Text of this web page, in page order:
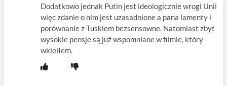
Dodatkowo jednak Putin jest ideologicznie wrogi Unii
więc zdanie o nim jest uzasadnione a pana lamenty i
porównanie z Tuskiem bezsensowne. Natomiast zbyt
wysokie pensje są już wspomniane w filmie, który
wkleiłem.